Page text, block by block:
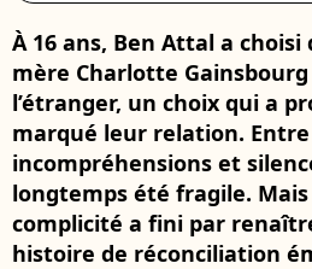
À 16 ans, Ben Attal a choisi
mère Charlotte
l’étranger, un choix qui a
marqué leur relation.
incompréhensions et
longtemps été fragile.
complicité a fini par
histoire de réconciliation